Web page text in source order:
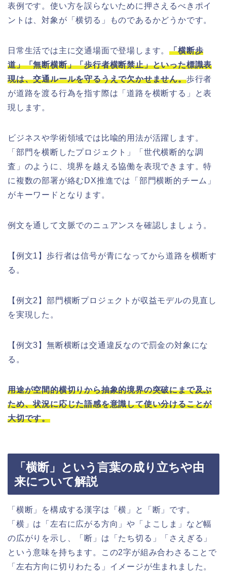
表例です。使い方を誤らないために押さえるべきポイ
ントは、対象が「横切る」ものであるかどうかです。
日常生活では主に交通場面で登場します。「横断歩
道」「無断横断」「歩行者横断禁止」といった標識表
現は、交通ルールを守るうえで欠かせません。歩行者
が道路を渡る行為を指す際は「道路を横断する」と表
現します。
ビジネスや学術領域では比喩的用法が活躍します。
「部門を横断したプロジェクト」「世代横断的な調
査」のように、境界を越える協働を表現できます。特
に複数の部署が絡むDX推進では「部門横断的チーム」
がキーワードとなります。
例文を通して文脈でのニュアンスを確認しましょう。
【例文1】歩行者は信号が青になってから道路を横断す
る。
【例文2】部門横断プロジェクトが収益モデルの見直し
を実現した。
【例文3】無断横断は交通違反なので罰金の対象にな
る。
用途が空間的横切りから抽象的境界の突破にまで及ぶ
ため、状況に応じた語感を意識して使い分けることが
大切です。
「横断」という言葉の成り立ちや由
来について解説
「横断」を構成する漢字は「横」と「断」です。
「横」は「左右に広がる方向」や「よこしま」など幅
の広がりを示し、「断」は「たち切る」「さえぎる」
という意味を持ちます。この2字が組み合わさることで
「左右方向に切りわたる」イメージが生まれました。